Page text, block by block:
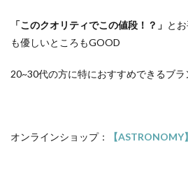
「このクオリティでこの値段！？」 と
も優しいところもGOOD
20~30代の方に特におすすめできるブラ
オンラインショップ： 【ASTRONOMY】